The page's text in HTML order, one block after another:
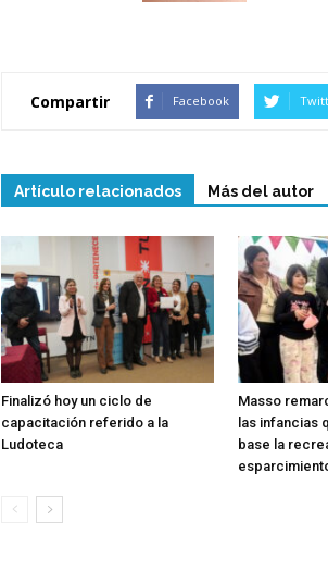
Compartir Facebook
Artículo relacionados Más del autor
Finalizó hoy un ciclo de
capacitación referido a la
Ludoteca
Masso
las infancias
base la